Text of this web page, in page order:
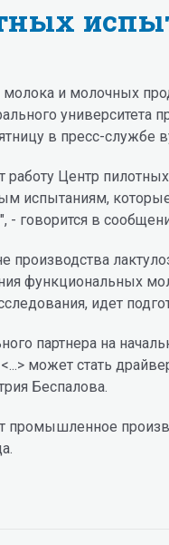
и молочных
университета
в пресс-службе
Центр
испытаниям,
- говорится в
производства
функциональных
идет
партнера на
может стать
Беспалова.
промышленное